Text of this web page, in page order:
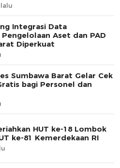
Integrasi Data
Aset dan PAD
Diperkuat
Sumbawa Barat Gelar Cek
bagi Personel dan
HUT ke-18 Lombok
ke-81 Kemerdekaan RI